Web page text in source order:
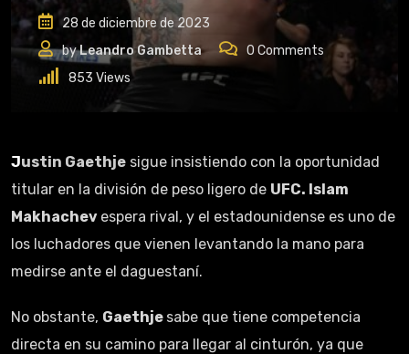
28 de diciembre de 2023
byLeandro Gambetta 0 Comments
853 Views
Justin Gaethje sigue insistiendo con la oportunidad
titular en la división de peso ligero de UFC. Islam
Makhachev espera rival, y el estadounidense es uno de
los luchadores que vienen levantando la mano para
medirse ante el daguestaní.
No obstante, Gaethje sabe que tiene competencia
directa en su camino para llegar al cinturón, ya que